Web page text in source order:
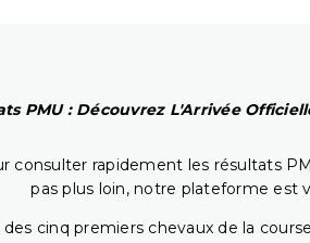
PMU : Découvrez L'Arrivée
consulter rapidement les résultats
pas plus loin, notre plateforme est
cinq premiers chevaux de la